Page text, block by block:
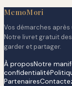
MemoMori
Vos démarches après
Notre livret gratuit
garder et partager.
À proposNotre
confidentialité
Partenaires